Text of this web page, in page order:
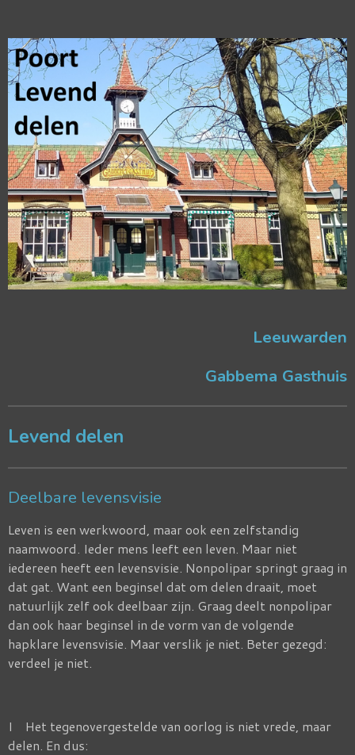
Leeuwarden
Gabbema Gasthuis
Levend delen
Deelbare levensvisie
Leven is een werkwoord, maar ook een zelfstandig
naamwoord. Ieder mens leeft een leven. Maar niet
iedereen heeft een levensvisie. Nonpolipar springt graag in
dat gat. Want een beginsel dat om delen draait, moet
natuurlijk zelf ook deelbaar zijn. Graag deelt nonpolipar
dan ook haar beginsel in de vorm van de volgende
hapklare levensvisie. Maar verslik je niet. Beter gezegd:
verdeel je niet.
I Het tegenovergestelde van oorlog is niet vrede, maar
delen. En dus: